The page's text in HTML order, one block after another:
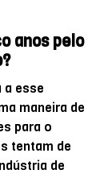
anos pelo
a esse
maneira de
para o
tentam de
de